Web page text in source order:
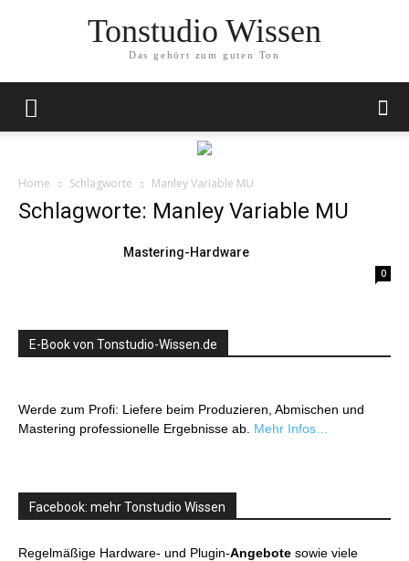
Tonstudio Wissen
Das gehört zum guten Ton
Home Schlagworte Manley Variable MU
Schlagworte: Manley Variable MU
Mastering-Hardware
0
E-Book von Tonstudio-Wissen.de
Werde zum Profi: Liefere beim Produzieren, Abmischen und
Mastering professionelle Ergebnisse ab. Mehr Infos…
Facebook: mehr Tonstudio Wissen
Regelmäßige Hardware- und Plugin-Angebote sowie viele